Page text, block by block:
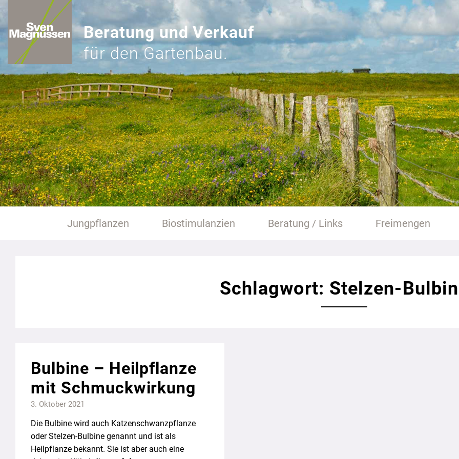
Beratung und Verkauf
für den Gartenbau.
Jungpflanzen Biostimulanzien Beratung / Links Freimengen
Schlagwort: Stelzen-
Bulbine – Heilpflanze
mit Schmuckwirkung
3. Oktober 2021
Die Bulbine wird auch Katzenschwanzpflanze
oder Stelzen-Bulbine genannt und ist als
Heilpflanze bekannt. Sie ist aber auch eine